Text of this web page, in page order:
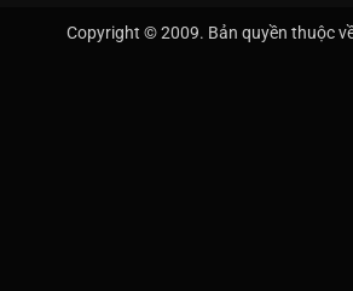
Copyright © 2009. Bản quyền thuộc